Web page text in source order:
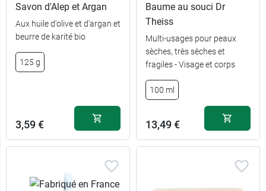
100 ml 12,49 €
500 ml
Savon d'Alep et Argan
Aux huile d'olive et d'argan et
beurre de karité bio
125 g
3,59 €
Baume au souci Dr
Theiss
Multi-usages pour peaux
sèches, très sèches et
fragiles - Visage et corps
100 ml
13,49 €